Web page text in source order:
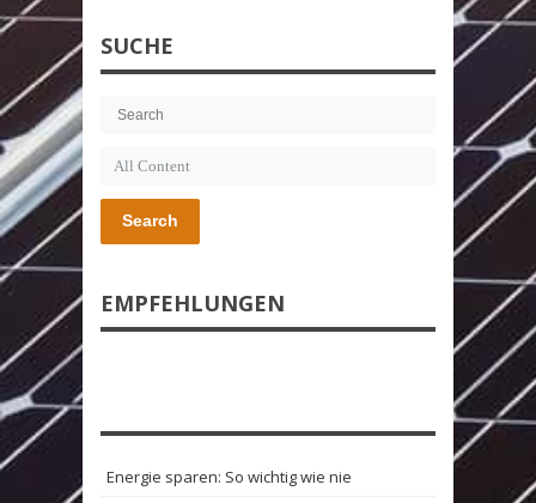
SUCHE
Search
EMPFEHLUNGEN
Energie sparen: So wichtig wie nie